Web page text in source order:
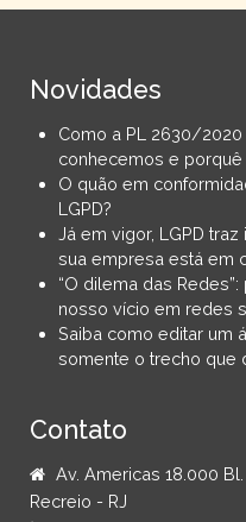
Novidades
Como a PL 2630/
conhecemos e
O quão em
LGPD?
Já em vigor, LGPD
sua empresa está em
“O dilema das
nosso vício em redes
Saiba como editar um
somente o trecho que
Contato
Av. Americas 18.000 Bl.
Recreio - RJ